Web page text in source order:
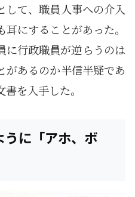
して、職員人事への介入
にすることがあった。
に行政職員が逆らうのは
があるのか半信半疑であ
を入手した。
に「アホ、ボ